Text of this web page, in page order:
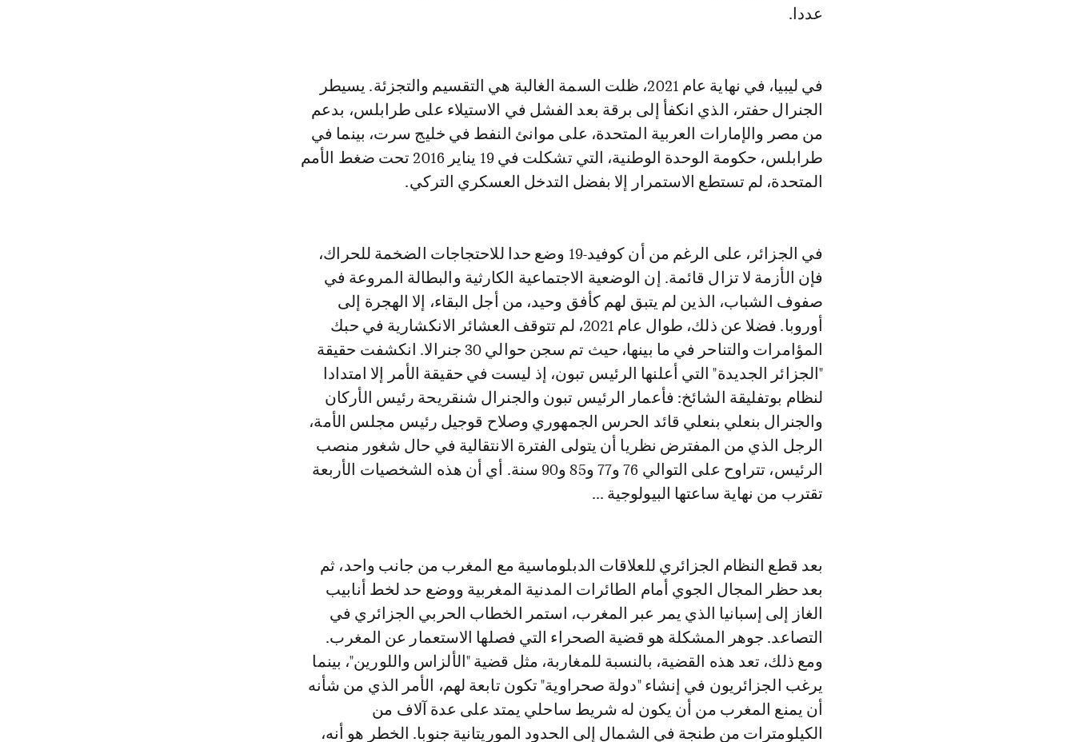
عددا.
في ليبيا، في نهاية عام 2021، ظلت السمة الغالبة هي التقسيم والتجزئة. يسيطر
الجنرال حفتر، الذي انكفأ إلى برقة بعد الفشل في الاستيلاء على طرابلس، بدعم
من مصر والإمارات العربية المتحدة، على موانئ النفط في خليج سرت، بينما في
طرابلس، حكومة الوحدة الوطنية، التي تشكلت في 19 يناير 2016 تحت ضغط الأمم
المتحدة، لم تستطع الاستمرار إلا بفضل التدخل العسكري التركي.
في الجزائر، على الرغم من أن كوفيد-19 وضع حدا للاحتجاجات الضخمة للحراك،
فإن الأزمة لا تزال قائمة. إن الوضعية الاجتماعية الكارثية والبطالة المروعة في
صفوف الشباب، الذين لم يتبق لهم كأفق وحيد، من أجل البقاء، إلا الهجرة إلى
أوروبا. فضلا عن ذلك، طوال عام 2021، لم تتوقف العشائر الانكشارية في حبك
المؤامرات والتناحر في ما بينها، حيث تم سجن حوالي 30 جنرالا. انكشفت حقيقة
"الجزائر الجديدة" التي أعلنها الرئيس تبون، إذ ليست في حقيقة الأمر إلا امتدادا
لنظام بوتفليقة الشائخ: فأعمار الرئيس تبون والجنرال شنقريحة رئيس الأركان
والجنرال بنعلي بنعلي قائد الحرس الجمهوري وصلاح قوجيل رئيس مجلس الأمة،
الرجل الذي من المفترض نظريا أن يتولى الفترة الانتقالية في حال شغور منصب
الرئيس، تتراوح على التوالي 76 و77 و85 و90 سنة. أي أن هذه الشخصيات الأربعة
تقترب من نهاية ساعتها البيولوجية ...
بعد قطع النظام الجزائري للعلاقات الدبلوماسية مع المغرب من جانب واحد، ثم
بعد حظر المجال الجوي أمام الطائرات المدنية المغربية ووضع حد لخط أنابيب
الغاز إلى إسبانيا الذي يمر عبر المغرب، استمر الخطاب الحربي الجزائري في
التصاعد. جوهر المشكلة هو قضية الصحراء التي فصلها الاستعمار عن المغرب.
ومع ذلك، تعد هذه القضية، بالنسبة للمغاربة، مثل قضية "الألزاس واللورين"، بينما
يرغب الجزائريون في إنشاء "دولة صحراوية" تكون تابعة لهم، الأمر الذي من شأنه
أن يمنع المغرب من أن يكون له شريط ساحلي يمتد على عدة آلاف من
الكيلومترات من طنجة في الشمال إلى الحدود الموريتانية جنوبا. الخطر هو أنه،